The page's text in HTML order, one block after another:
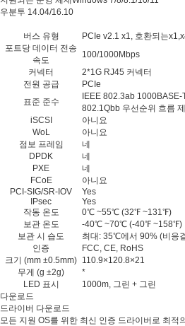
우분투 14.04/16.10
버스 유형
PCIe v2.1 x1, 호환되는
포트당 데이터 전송
속도
100/1000Mbps
커넥터
2*1G RJ45 커넥터
전원 공급
PCIe
표준 준수
IEEE 802.3ab
802.1Qbb 우선순위 흐름
iSCSI
아니요
WoL
아니요
점보 프레임
네
DPDK
네
PXE
네
FCoE
아니요
PCI-SIG/SR-IOV
Yes
IPsec
Yes
작동 온도
0℃ ~55℃ (32℉ ~131℉)
보관 온도
-40℃ ~70℃ (-40℉ ~158℉)
보관 시 습도
최대: 35℃에서 90% (비응
인증
FCC, CE, RoHS
크기 (mm ±0.5mm) 110.9×120.8×21
무게 (g ±2g)
*
LED 표시
1000m, 그린 + 그린
다운로드
드라이버 다운로드
모든 지원 OS를 위한 최신 인증 드라이버로 최적